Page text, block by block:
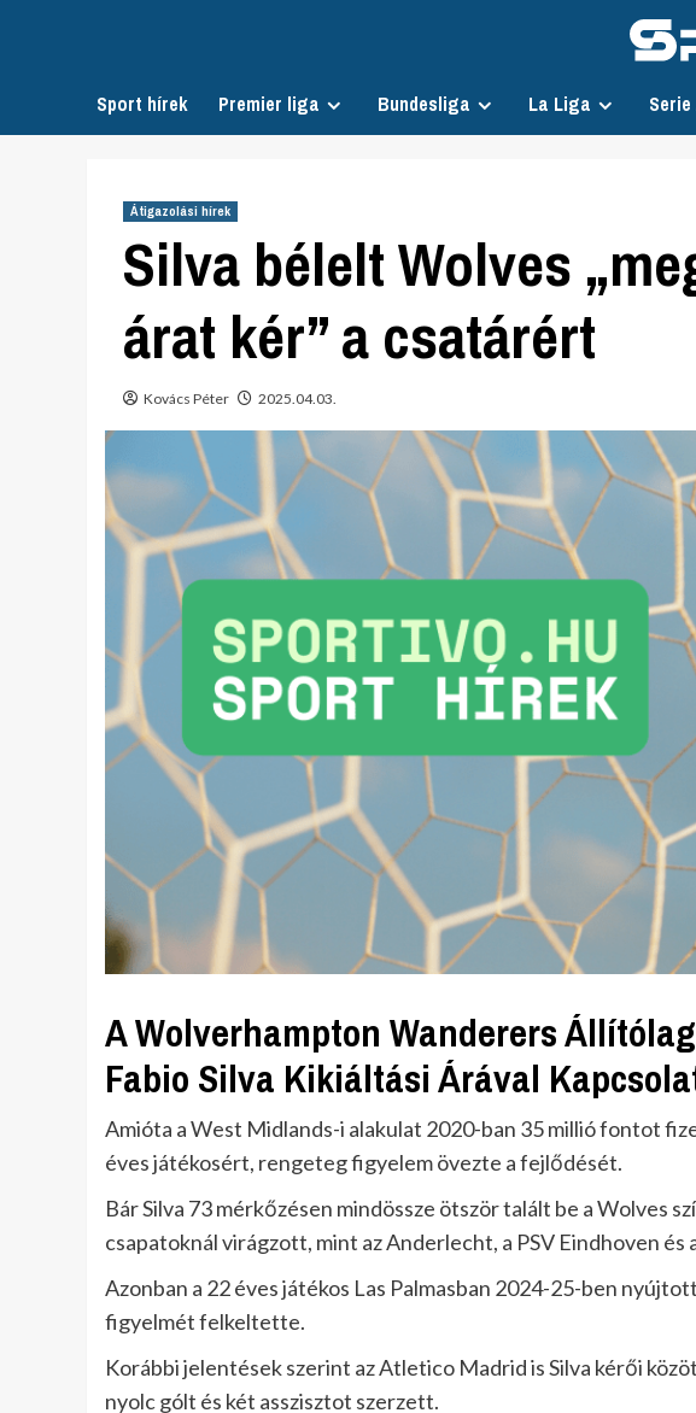
Sport hírek Premier liga Bundesliga La Liga Serie
Átigazolási hírek
Silva bélelt Wolves
árat kér” a csatárért
Kovács Péter 2025.04.03.
A Wolverhampton Wanderers
Fabio Silva Kikiáltási Árával
Amióta a West Midlands-i alakulat 2020-ban 35 millió fontot
éves játékosért, rengeteg figyelem övezte a fejlődését.
Bár Silva 73 mérkőzésen mindössze ötször talált be a Wolves
csapatoknál virágzott, mint az Anderlecht, a PSV Eindhoven és
Azonban a 22 éves játékos Las Palmasban 2024-25-ben
figyelmét felkeltette.
Korábbi jelentések szerint az Atletico Madrid is Silva kérői
nyolc gólt és két asszisztot szerzett.